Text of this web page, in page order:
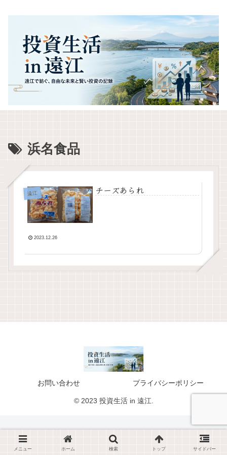
浜名食品
遠江 チーズあられ
2023.12.26
お問い合わせ プライバシーポリシー
© 2023 投資生活 in 遠江.
メニュー ホーム 検索 トップ サイドバー